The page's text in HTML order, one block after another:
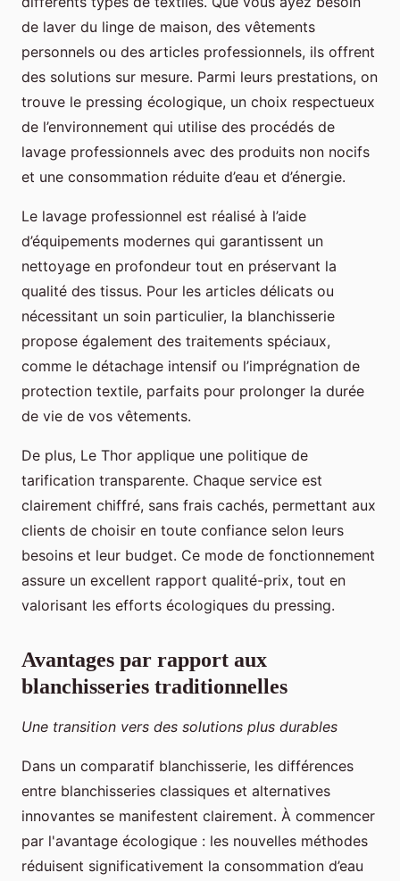
de laver du linge de maison, des vêtements
personnels ou des articles professionnels, ils offrent
des solutions sur mesure. Parmi leurs prestations, on
trouve le pressing écologique, un choix respectueux
de l’environnement qui utilise des procédés de
lavage professionnels avec des produits non nocifs
et une consommation réduite d’eau et d’énergie.
Le lavage professionnel est réalisé à l’aide
d’équipements modernes qui garantissent un
nettoyage en profondeur tout en préservant la
qualité des tissus. Pour les articles délicats ou
nécessitant un soin particulier, la blanchisserie
propose également des traitements spéciaux,
comme le détachage intensif ou l’imprégnation de
protection textile, parfaits pour prolonger la durée
de vie de vos vêtements.
De plus, Le Thor applique une politique de
tarification transparente. Chaque service est
clairement chiffré, sans frais cachés, permettant aux
clients de choisir en toute confiance selon leurs
besoins et leur budget. Ce mode de fonctionnement
assure un excellent rapport qualité-prix, tout en
valorisant les efforts écologiques du pressing.
Avantages par rapport aux
blanchisseries traditionnelles
Une transition vers des solutions plus durables
Dans un comparatif blanchisserie, les différences
entre blanchisseries classiques et alternatives
innovantes se manifestent clairement. À commencer
par l'avantage écologique : les nouvelles méthodes
réduisent significativement la consommation d’eau